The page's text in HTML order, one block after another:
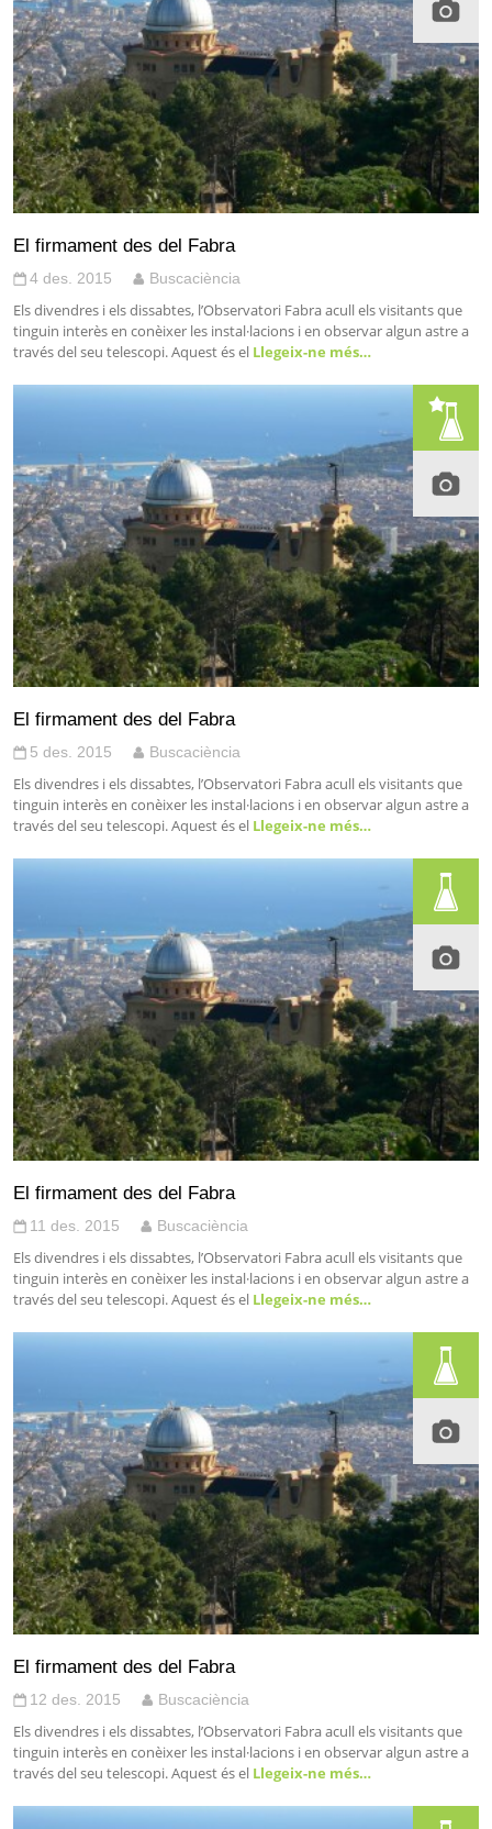
El firmament des del Fabra
4 des. 2015 Buscaciència
Els divendres i els dissabtes, l’Observatori Fabra acull els visitants que
tinguin interès en conèixer les instal·lacions i en observar algun astre a
través del seu telescopi. Aquest és el Llegeix-ne més…
El firmament des del Fabra
5 des. 2015 Buscaciència
Els divendres i els dissabtes, l’Observatori Fabra acull els visitants que
tinguin interès en conèixer les instal·lacions i en observar algun astre a
través del seu telescopi. Aquest és el Llegeix-ne més…
El firmament des del Fabra
11 des. 2015 Buscaciència
Els divendres i els dissabtes, l’Observatori Fabra acull els visitants que
tinguin interès en conèixer les instal·lacions i en observar algun astre a
través del seu telescopi. Aquest és el Llegeix-ne més…
El firmament des del Fabra
12 des. 2015 Buscaciència
Els divendres i els dissabtes, l’Observatori Fabra acull els visitants que
tinguin interès en conèixer les instal·lacions i en observar algun astre a
través del seu telescopi. Aquest és el Llegeix-ne més…